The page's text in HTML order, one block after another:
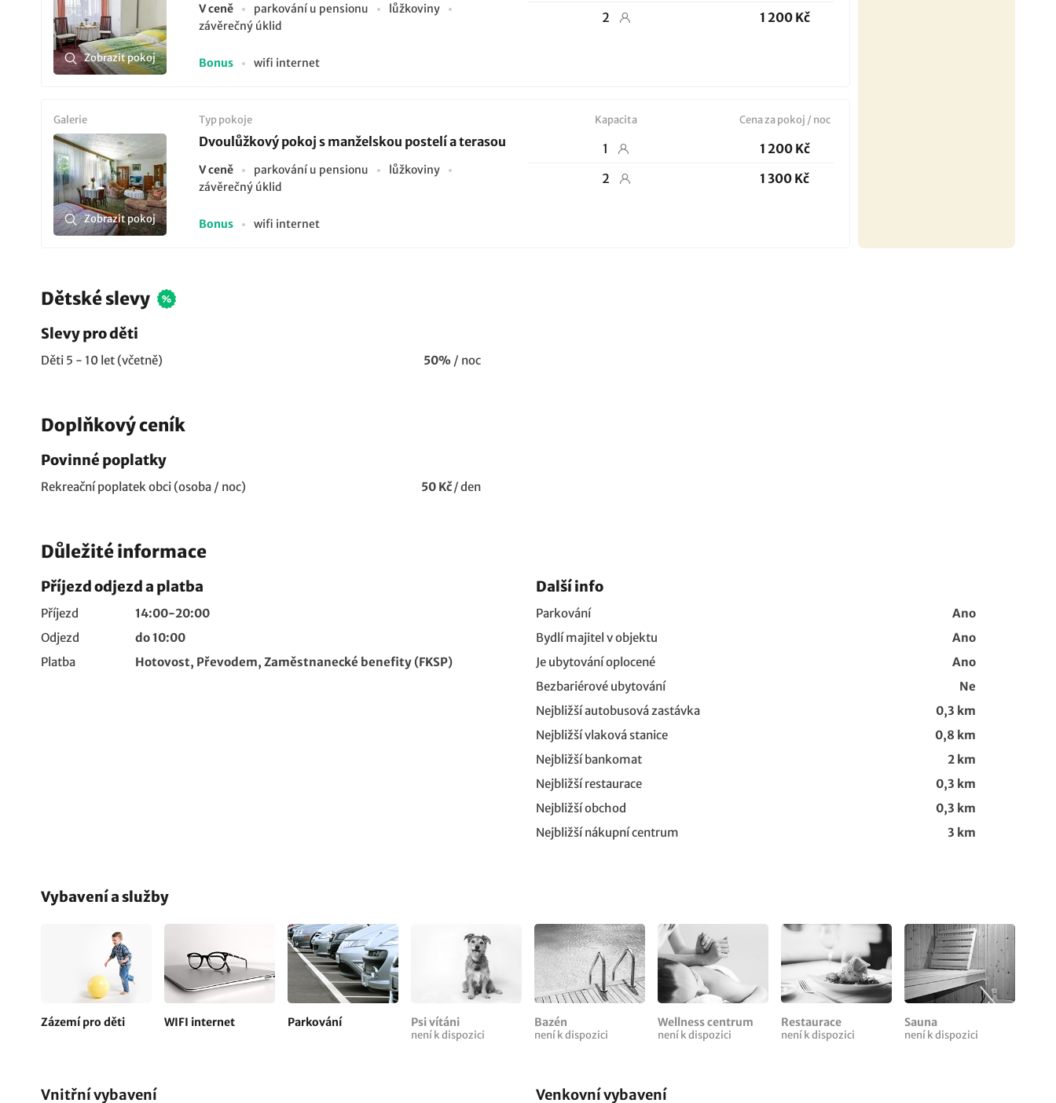
Zobrazit pokoj
V ceně parkování u pensionu
lůžkoviny
závěrečný úklid
Bonus wifi internet
2
1 200 Kč
Galerie
Zobrazit pokoj
Typ pokoje
Dvoulůžkový pokoj s manželskou postelí a terasou
V ceně parkování u pensionu
lůžkoviny
závěrečný úklid
Bonus wifi internet
Kapacita Cena za pokoj / noc
1
1 200 Kč
2
1 300 Kč
Dětské slevy
Slevy pro děti
Děti 5 - 10 let (včetně) 50% / noc
Doplňkový ceník
Povinné poplatky
Rekreační poplatek obci (osoba / noc) 50 Kč/den
Důležité informace
Příjezd odjezd a platba
Příjezd
14:00-20:00
Odjezd
do 10:00
Platba
Hotovost, Převodem, Zaměstnanecké benefity (FKSP)
Další info
Parkování
Ano
Bydlí majitel v objektu
Ano
Je ubytování oplocené
Ano
Bezbariérové ubytování
Ne
Nejbližší autobusová zastávka
0,3 km
Nejbližší vlaková stanice
0,8 km
Nejbližší bankomat
2 km
Nejbližší restaurace
0,3 km
Nejbližší obchod
0,3 km
Nejbližší nákupní centrum
3 km
Vybavení a služby
Zázemí pro děti WIFI internet Parkování Psi vítáni
není k dispozici
Bazén
není k dispozici
Wellness centrum
není k dispozici
Restaurace
není k dispozici
Sauna
není k dispozici
Vnitřní vybavení Venkovní vybavení